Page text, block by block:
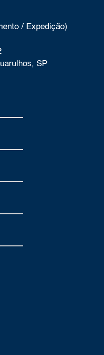
/ Expedição)
SP